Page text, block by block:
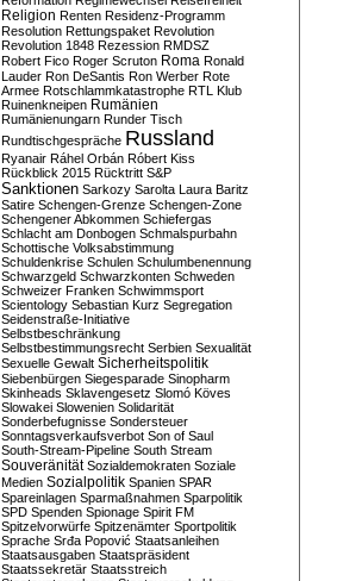
Religion Renten Residenz-Programm
Resolution Rettungspaket Revolution
Revolution 1848 Rezession RMDSZ
Robert Fico Roger Scruton Roma Ronald
Lauder Ron DeSantis Ron Werber Rote
Armee Rotschlammkatastrophe RTL Klub
Ruinenkneipen Rumänien
Rumänienungarn Runder Tisch
Rundtischgespräche Russland
Ryanair Ráhel Orbán Róbert Kiss
Rückblick 2015 Rücktritt S&P
Sanktionen Sarkozy Sarolta Laura Baritz
Satire Schengen-Grenze Schengen-Zone
Schengener Abkommen Schiefergas
Schlacht am Donbogen Schmalspurbahn
Schottische Volksabstimmung
Schuldenkrise Schulen Schulumbenennung
Schwarzgeld Schwarzkonten Schweden
Schweizer Franken Schwimmsport
Scientology Sebastian Kurz Segregation
Seidenstraße-Initiative
Selbstbeschränkung
Selbstbestimmungsrecht Serbien Sexualität
Sexuelle Gewalt Sicherheitspolitik
Siebenbürgen Siegesparade Sinopharm
Skinheads Sklavengesetz Slomó Köves
Slowakei Slowenien Solidarität
Sonderbefugnisse Sondersteuer
Sonntagsverkaufsverbot Son of Saul
South-Stream-Pipeline South Stream
Souveränität Sozialdemokraten Soziale
Medien Sozialpolitik Spanien SPAR
Spareinlagen Sparmaßnahmen Sparpolitik
SPD Spenden Spionage Spirit FM
Spitzelvorwürfe Spitzenämter Sportpolitik
Sprache Srđa Popović Staatsanleihen
Staatsausgaben Staatspräsident
Staatssekretär Staatsstreich